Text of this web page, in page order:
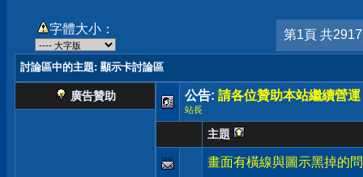
字體大小： 第1頁 共
討論區中的主題: 顯示卡討論區
廣告贊助 公告: 請各位贊助本站繼續營運
站長
主題
畫面有橫線與圖示黑掉的